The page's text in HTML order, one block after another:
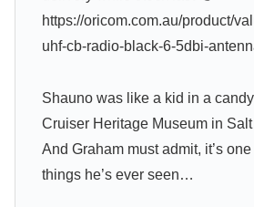
https://oricom.com.au/product/
uhf-cb-radio-black-6-5dbi-
Shauno was like a kid in a
Cruiser Heritage Museum in
And Graham must admit, it’s
things he’s ever seen…